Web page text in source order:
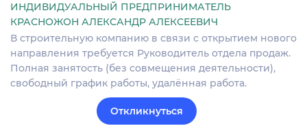
ИНДИВИДУАЛЬНЫЙ ПРЕДПРИНИМАТЕЛЬ
КРАСНОЖОН АЛЕКСАНДР АЛЕКСЕЕВИЧ
В строительную компанию в связи с открытием нового
направления требуется Руководитель отдела продаж.
Полная занятость (без совмещения деятельности),
свободный график работы, удалённая работа.
Откликнуться